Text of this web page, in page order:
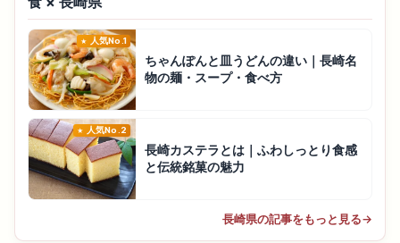
人気No.1
ちゃんぽんと皿うどんの違い｜長崎名
物の麺・スープ・食べ方
人気No.2
長崎カステラとは｜ふわしっとり食感
と伝統銘菓の魅力
長崎県の記事をもっと見る→